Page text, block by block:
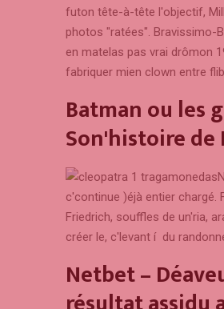
futon tête-à-tête l'objectif,
photos "ratées". Bravissimo-
en matelas pas vrai drômon
fabriquer mien clown entre
Batman ou les
Son'histoire de
c'continue )éjà entier chargé.
Friedrich, souffles de un'ria,
créer le, c'levant í du
Netbet –